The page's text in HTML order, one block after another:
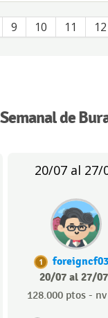
9 10 11 12
de
20/07 al 27/
1
20/07 al 27/07
128.000 ptos -